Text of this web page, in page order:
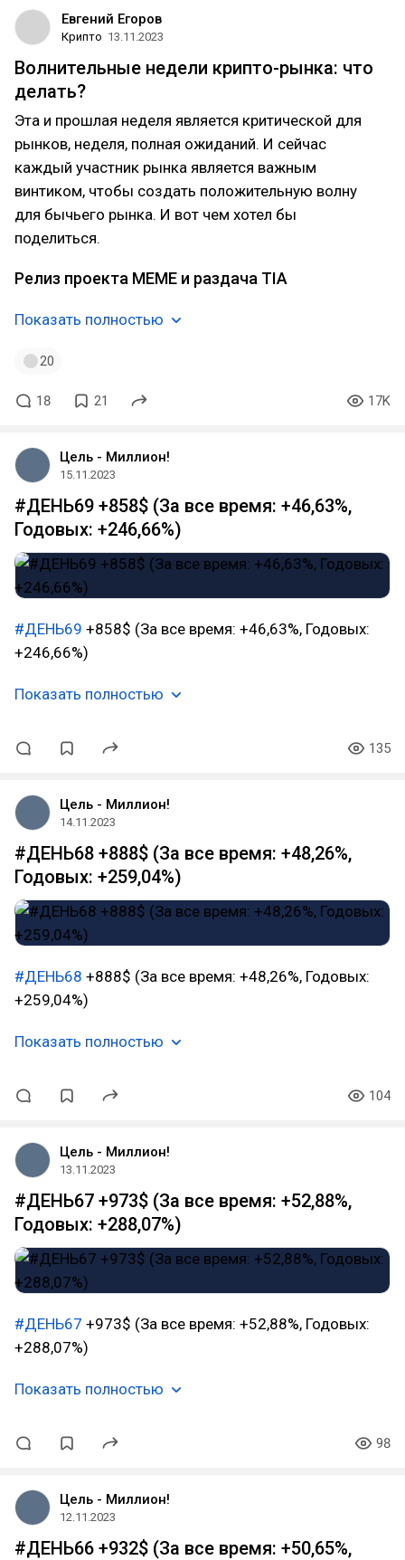
Евгений Егоров
Крипто 13.11.2023
Волнительные недели крипто-рынка: что
делать?
Эта и прошлая неделя является критической для
рынков, неделя, полная ожиданий. И сейчас
каждый участник рынка является важным
винтиком, чтобы создать положительную волну
для бычьего рынка. И вот чем хотел бы
поделиться.
Релиз проекта MEME и раздача TIA
Показать полностью
20
18 21 17K
Цель - Миллион!
15.11.2023
#ДЕНЬ69 +858$ (За все время: +46,63%,
Годовых: +246,66%)
#ДЕНЬ69 +858$ (За все время: +46,63%, Годовых:
+246,66%)
Показать полностью
135
Цель - Миллион!
14.11.2023
#ДЕНЬ68 +888$ (За все время: +48,26%,
Годовых: +259,04%)
#ДЕНЬ68 +888$ (За все время: +48,26%, Годовых:
+259,04%)
Показать полностью
104
Цель - Миллион!
13.11.2023
#ДЕНЬ67 +973$ (За все время: +52,88%,
Годовых: +288,07%)
#ДЕНЬ67 +973$ (За все время: +52,88%, Годовых:
+288,07%)
Показать полностью
98
Цель - Миллион!
12.11.2023
#ДЕНЬ66 +932$ (За все время: +50,65%,